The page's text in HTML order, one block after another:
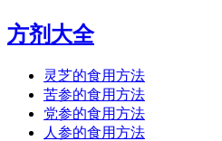
方剂大全
灵芝的食用方法
苦参的食用方法
党参的食用方法
人参的食用方法